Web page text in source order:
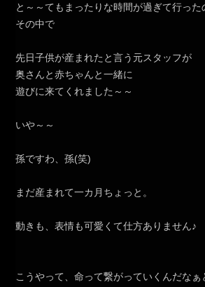
と～～てもまったりな時間が過ぎて行った
その中で
先日子供が産まれたと言う元スタッフが
奥さんと赤ちゃんと一緒に
遊びに来てくれました～～
いや～～
孫ですわ、孫(笑)
まだ産まれて一カ月ちょっと。
動きも、表情も可愛くて仕方ありません♪
こうやって、命って繋がっていくんだなぁ